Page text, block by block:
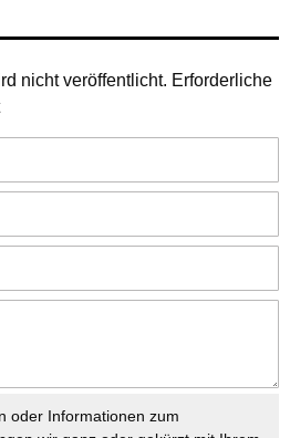
nicht veröffentlicht. Erforderliche
oder Informationen zum